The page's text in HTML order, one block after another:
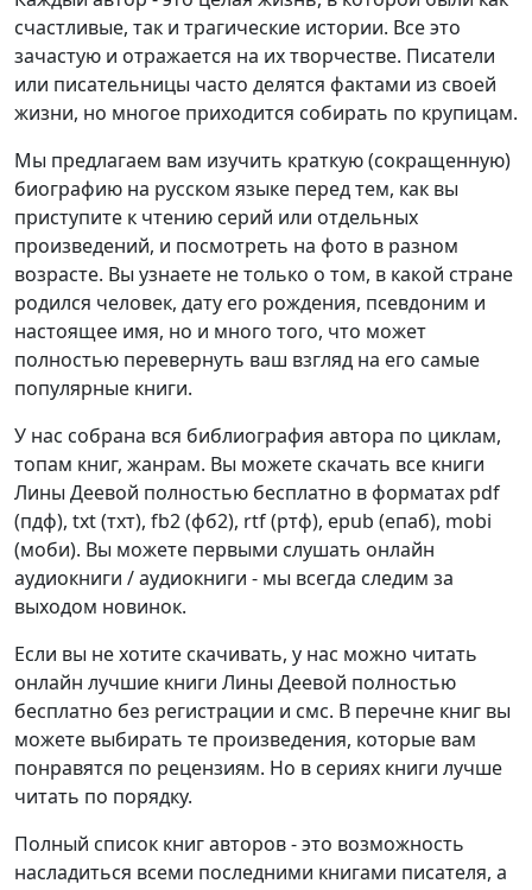
счастливые, так и трагические истории. Все это
зачастую и отражается на их творчестве. Писатели
или писательницы часто делятся фактами из своей
жизни, но многое приходится собирать по крупицам.
Мы предлагаем вам изучить краткую (сокращенную)
биографию на русском языке перед тем, как вы
приступите к чтению серий или отдельных
произведений, и посмотреть на фото в разном
возрасте. Вы узнаете не только о том, в какой стране
родился человек, дату его рождения, псевдоним и
настоящее имя, но и много того, что может
полностью перевернуть ваш взгляд на его самые
популярные книги.
У нас собрана вся библиография автора по циклам,
топам книг, жанрам. Вы можете скачать все книги
Лины Деевой полностью бесплатно в форматах pdf
(пдф), txt (тхт), fb2 (фб2), rtf (ртф), epub (епаб), mobi
(моби). Вы можете первыми слушать онлайн
аудиокниги / аудиокниги - мы всегда следим за
выходом новинок.
Если вы не хотите скачивать, у нас можно читать
онлайн лучшие книги Лины Деевой полностью
бесплатно без регистрации и смс. В перечне книг вы
можете выбирать те произведения, которые вам
понравятся по рецензиям. Но в сериях книги лучше
читать по порядку.
Полный список книг авторов - это возможность
насладиться всеми последними книгами писателя, а